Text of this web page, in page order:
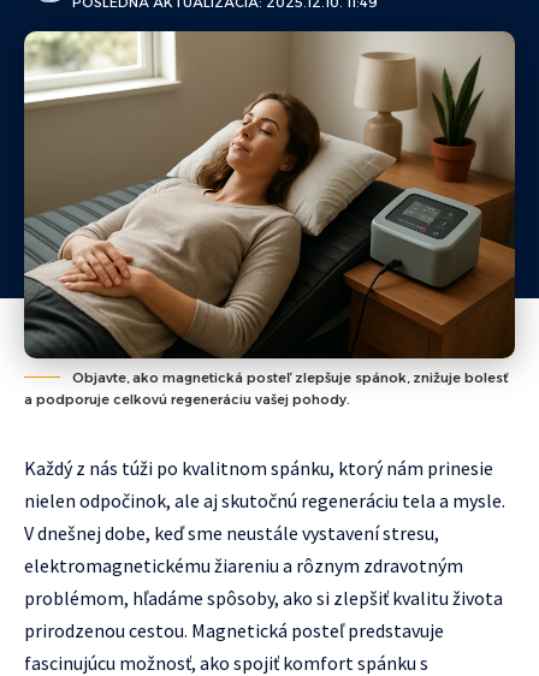
Objavte, ako magnetická posteľ zlepšuje spánok, znižuje bolesť
a podporuje celkovú regeneráciu vašej pohody.
Každý z nás túži po kvalitnom spánku, ktorý nám prinesie
nielen odpočinok, ale aj skutočnú regeneráciu tela a mysle.
V dnešnej dobe, keď sme neustále vystavení stresu,
elektromagnetickému žiareniu a rôznym zdravotným
problémom, hľadáme spôsoby, ako si zlepšiť kvalitu života
prirodzenou cestou. Magnetická posteľ predstavuje
fascinujúcu možnosť, ako spojiť komfort spánku s